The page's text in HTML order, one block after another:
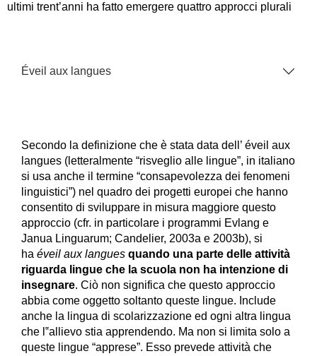
ultimi trent’anni ha fatto emergere quattro approcci plurali
Éveil aux langues
Secondo la definizione che è stata data dell’ éveil aux
langues (letteralmente “risveglio alle lingue”, in italiano
si usa anche il termine “consapevolezza dei fenomeni
linguistici”) nel quadro dei progetti europei che hanno
consentito di sviluppare in misura maggiore questo
approccio (cfr. in particolare i programmi Evlang e
Janua Linguarum; Candelier, 2003a e 2003b), si
ha éveil aux langues quando una parte delle attività
riguarda lingue che la scuola non ha intenzione di
insegnare. Ciò non significa che questo approccio
abbia come oggetto soltanto queste lingue. Include
anche la lingua di scolarizzazione ed ogni altra lingua
che l‟allievo stia apprendendo. Ma non si limita solo a
queste lingue “apprese”. Esso prevede attività che